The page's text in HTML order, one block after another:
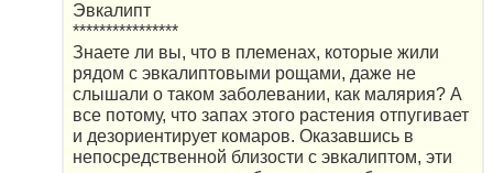
Эвкалипт
****************
Знаете ли вы, что в племенах, которые жили
рядом с эвкалиптовыми рощами, даже не
слышали о таком заболевании, как малярия? А
все потому, что запах этого растения отпугивает
и дезориентирует комаров. Оказавшись в
непосредственной близости с эвкалиптом, эти